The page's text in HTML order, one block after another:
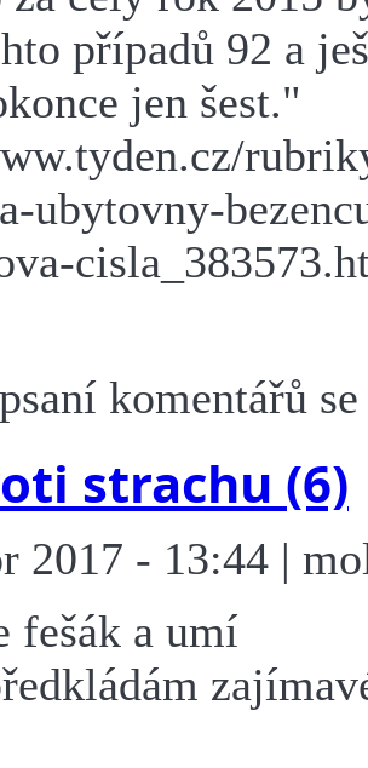
případů 92 a
jen šest."
ubytovny-
komentářů
strachu (6)
2017 - 13:44 |
fešák a umí